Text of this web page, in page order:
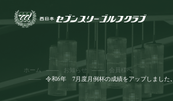
ホーム お知らせ
会員様へ
令和6年 7月度月例杯の成績をアップしました。